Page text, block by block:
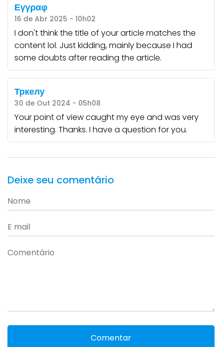
Εγγραφ
16 de Abr 2025 - 10h02
I don't think the title of your article matches the
content lol. Just kidding, mainly because I had
some doubts after reading the article.
Тркелу
30 de Out 2024 - 05h08
Your point of view caught my eye and was very
interesting. Thanks. I have a question for you.
Deixe seu comentário
Comentar